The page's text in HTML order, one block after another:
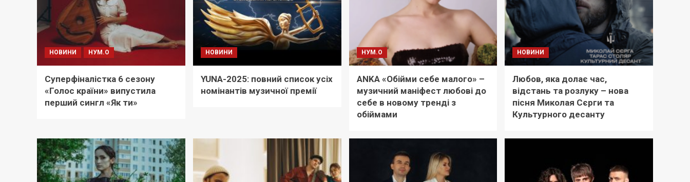
НОВИНИ НУМ.О
Суперфіналістка 6 сезону
«Голос країни» випустила
перший сингл «Як ти»
НОВИНИ
YUNA-2025: повний список усіх
номінантів музичної премії
НУМ.О
АNKA «Обійми себе малого» –
музичний маніфест любові до
себе в новому тренді з
обіймами
НОВИНИ
Любов, яка долає час,
відстань та розлуку – нова
пісня Миколая Сєрги та
Культурного десанту